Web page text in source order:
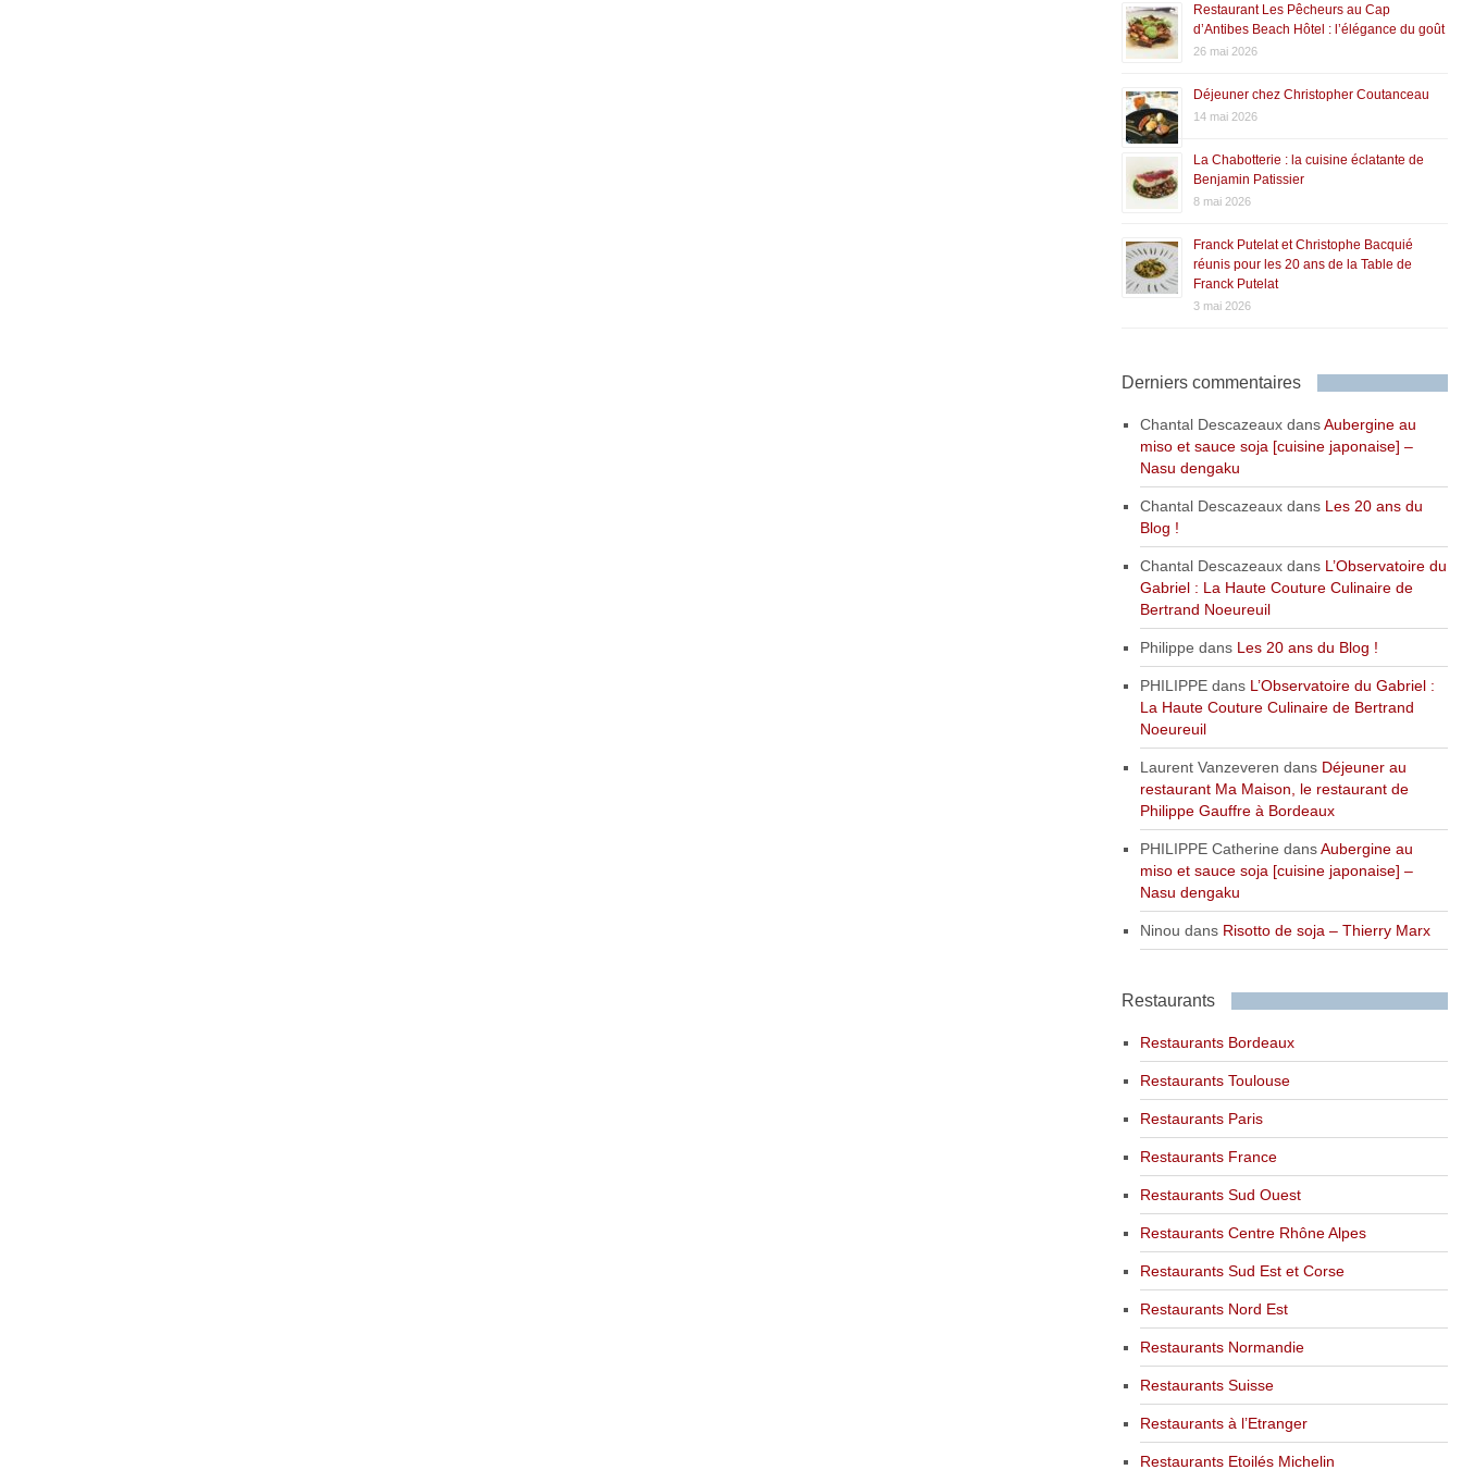
Restaurant Les Pêcheurs au Cap
d’Antibes Beach Hôtel : l’élégance du goût
26 mai 2026
Déjeuner chez Christopher Coutanceau
14 mai 2026
La Chabotterie : la cuisine éclatante de
Benjamin Patissier
8 mai 2026
Franck Putelat et Christophe Bacquié
réunis pour les 20 ans de la Table de
Franck Putelat
3 mai 2026
Derniers commentaires
Chantal DescazeauxdansAubergine au
miso et sauce soja [cuisine japonaise] –
Nasu dengaku
Chantal Descazeauxdans Les 20 ans du
Blog !
Chantal Descazeauxdans L’Observatoire du
Gabriel : La Haute Couture Culinaire de
Bertrand Noeureuil
Philippe dans Les 20 ans du Blog !
PHILIPPEdans L’Observatoire du Gabriel :
La Haute Couture Culinaire de Bertrand
Noeureuil
Laurent Vanzeveren dans Déjeuner au
restaurant Ma Maison, le restaurant de
Philippe Gauffre à Bordeaux
PHILIPPE Catherine dansAubergine au
miso et sauce soja [cuisine japonaise] –
Nasu dengaku
Ninou dans Risotto de soja – Thierry Marx
Restaurants
Restaurants Bordeaux
Restaurants Toulouse
Restaurants Paris
Restaurants France
Restaurants Sud Ouest
Restaurants Centre Rhône Alpes
Restaurants Sud Est et Corse
Restaurants Nord Est
Restaurants Normandie
Restaurants Suisse
Restaurants à l’Etranger
Restaurants Etoilés Michelin